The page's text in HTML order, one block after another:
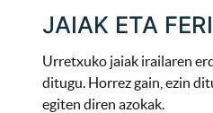
JAIAK ETA
Urretxuko jaiak irailaren
ditugu. Horrez gain, ezin
egiten diren azokak.